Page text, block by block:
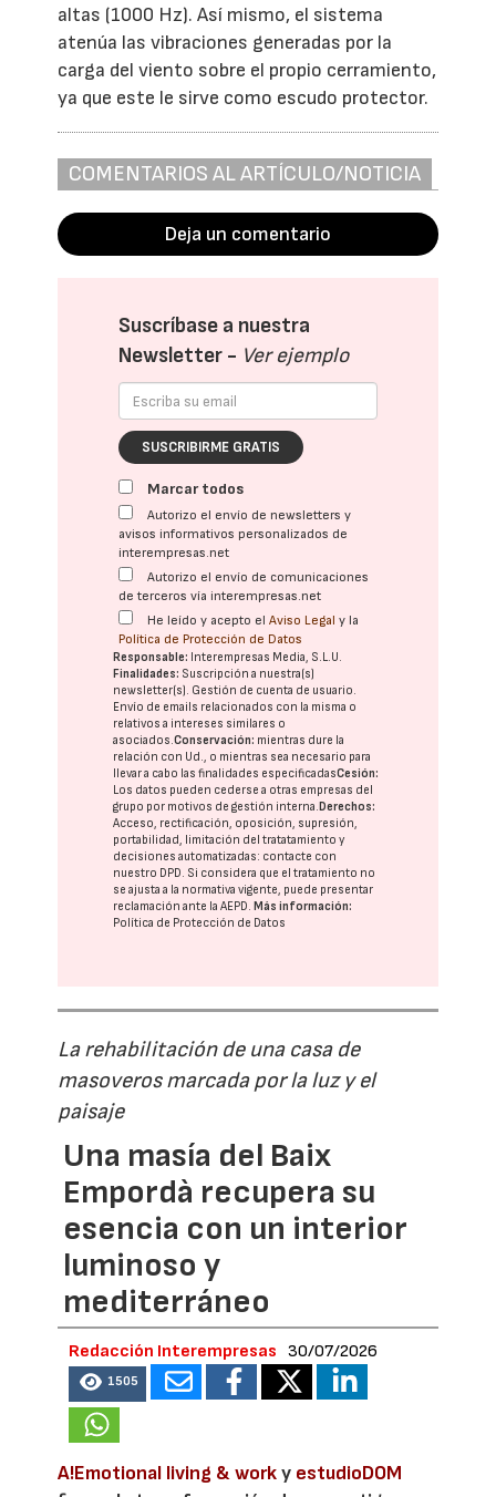
altas (1000 Hz). Así mismo, el sistema
atenúa las vibraciones generadas por la
carga del viento sobre el propio cerramiento,
ya que este le sirve como escudo protector.
COMENTARIOS AL ARTÍCULO/NOTICIA
Deja un comentario
Suscríbase a nuestra
Newsletter - Ver ejemplo
SUSCRIBIRME GRATIS
Marcar todos
Autorizo el envío de newsletters y
avisos informativos personalizados de
interempresas.net
Autorizo el envío de comunicaciones
de terceros vía interempresas.net
He leído y acepto elAviso Legal y la
Política de Protección de Datos
Responsable: Interempresas Media, S.L.U.
Finalidades: Suscripción a nuestra(s)
newsletter(s). Gestión de cuenta de usuario.
Envío de emails relacionados con la misma o
relativos a intereses similares o
asociados.Conservación: mientras dure la
relación con Ud., o mientras sea necesario para
llevar a cabo las finalidades especificadasCesión:
Los datos pueden cederse a otras empresas del
grupo por motivos de gestión interna. Derechos:
Acceso, rectificación, oposición, supresión,
portabilidad, limitación del tratatamiento y
decisiones automatizadas: contacte con
nuestro DPD. Si considera que el tratamiento no
se ajusta a la normativa vigente, puede presentar
reclamación ante laAEPD. Más información:
Política de Protección de Datos
La rehabilitación de una casa de
masoveros marcada por la luz y el
paisaje
Una masía del Baix
Empordà recupera su
esencia con un interior
luminoso y
mediterráneo
Redacción Interempresas 30/07/2026
1505
A!Emotional living & worky estudioDOM